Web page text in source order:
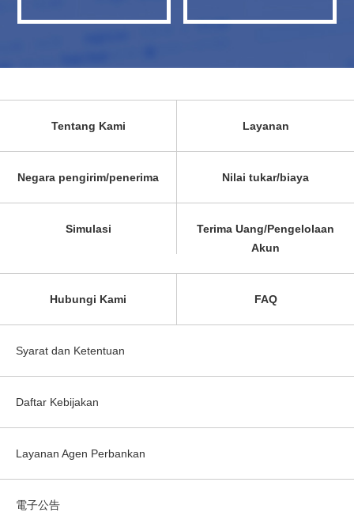
Tentang Kami Layanan
Negara pengirim/penerima Nilai tukar/biaya
Simulasi
Terima Uang/Pengelolaan
Akun
Hubungi Kami FAQ
Syarat dan Ketentuan
Daftar Kebijakan
Layanan Agen Perbankan
電子公告